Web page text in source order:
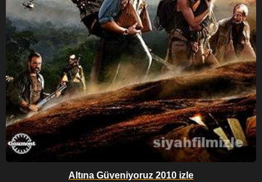
Altına Güveniyoruz 2010 izle